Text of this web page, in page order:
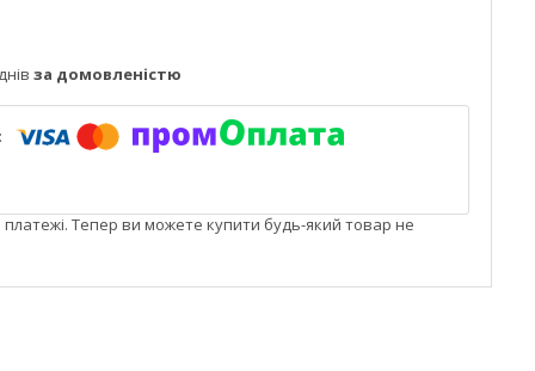
за домовленістю
платежі. Тепер ви можете купити будь-який товар не